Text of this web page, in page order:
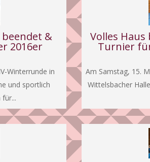
&
2016er
Winterrunde in
und sportlich
Volles Haus
Turnier
Am Samstag, 15.
Wittelsbacher